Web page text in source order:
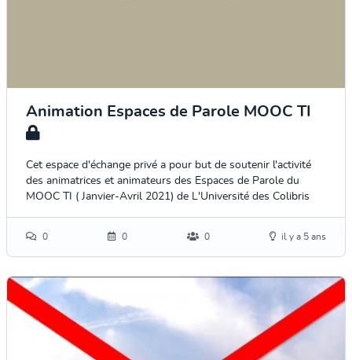
Animation Espaces de Parole MOOC TI
Cet espace d'échange privé a pour but de soutenir l'activité
des animatrices et animateurs des Espaces de Parole du
MOOC TI ( Janvier-Avril 2021) de L'Université des Colibris
0 0 0 il y a 5 ans